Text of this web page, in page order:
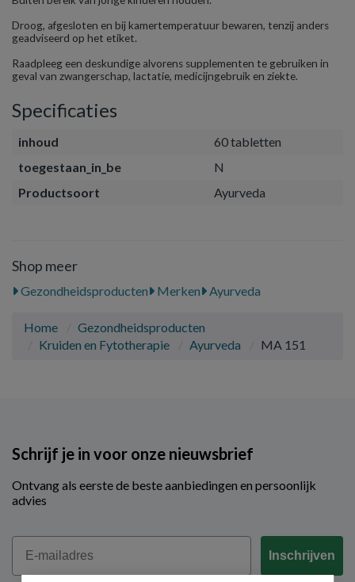
Droog, afgesloten en bij kamertemperatuur bewaren, tenzij anders
geadviseerd op het etiket.
Raadpleeg een deskundige alvorens supplementen te gebruiken in
geval van zwangerschap, lactatie, medicijngebruik en ziekte.
Specificaties
inhoud
60 tabletten
toegestaan_in_be
N
Productsoort
Ayurveda
Shop meer
Gezondheidsproducten Merken Ayurveda
Home
Gezondheidsproducten
Kruiden en Fytotherapie
Ayurveda MA 151
Schrijf je in voor onze nieuwsbrief
Ontvang als eerste de beste aanbiedingen en persoonlijk
advies
Email
Inschrijven